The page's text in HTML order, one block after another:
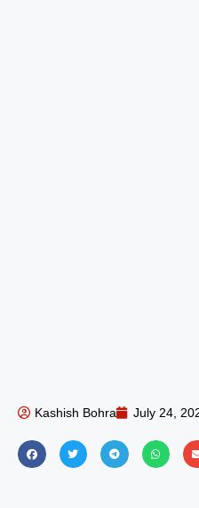
Kashish Bohra July 24,